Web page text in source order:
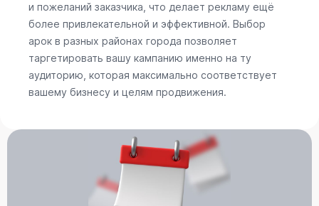
и пожеланий заказчика, что делает рекламу ещё
более привлекательной и эффективной. Выбор
арок в разных районах города позволяет
таргетировать вашу кампанию именно на ту
аудиторию, которая максимально соответствует
вашему бизнесу и целям продвижения.